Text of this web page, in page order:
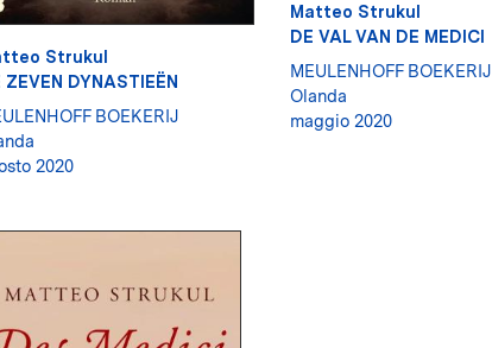
Strukul
ZEVEN DYNASTIEËN
BOEKERIJ
2020
Matteo Strukul
DE VAL VAN DE MEDICI
MEULENHOFF BOEKERIJ
Olanda
maggio 2020